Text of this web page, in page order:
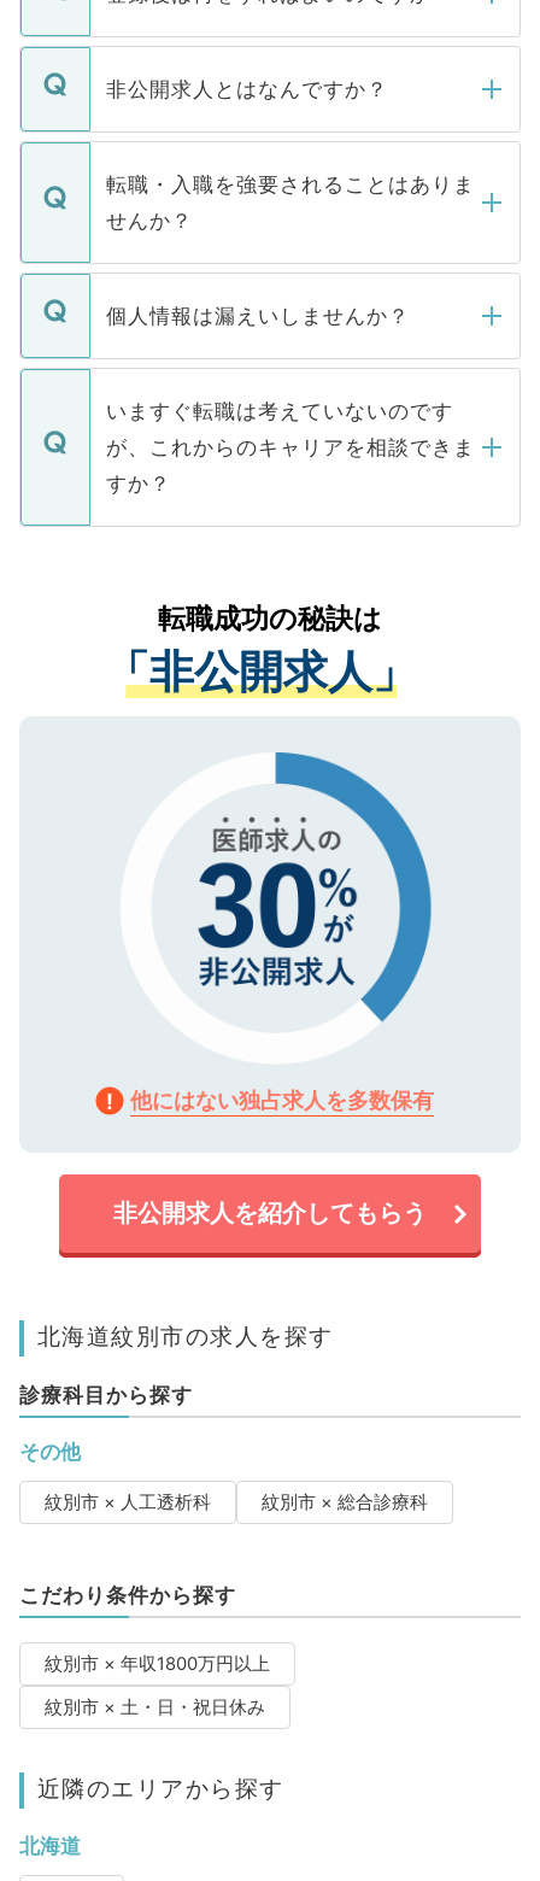
ご登録いただきましたら、弊社担当者がご
登録内容を確認し、その後メールもしくは
ます。通常、5営業日以内にはご連絡をせて
いただきますので、しばらくお待ちくださ
非公開求人とはなんですか？
マイナビDOCTORで取り扱っている求人の
うち約3割は、Webサイトからご覧いただ
けない「非公開求人」です。非公開求人は
下記の理由によって、一般には公開してい
ません。
■応募殺到を避けるため 人気のある医療機
関を公にしてしまうと、応募が殺到する場
に、医療機関が求める条件に合った人材の
みを人材紹介会社に依頼するケースが増え
ています。
転職・入職を強要されることはありま
せんか？
転職・入職を強要することは一切ありませ
ん。また、仮に応募先から内定をいただい
定を承諾する必要はありません。内定先へ
の辞退の連絡はキャリアパートナーが行い
個人情報は漏えいしませんか？
個人情報が漏えいすることはありませんの
で、ご安心ください。当サイトからの登録
などで収集したご登録者様の個人情報は、
ご本人のキャリアアップおよび転職活動の
支援を目的に使用いたします。お預かりし
ているすべての個人データはご本人の許可
は、個人情報の取り扱いについての厳密な
管理基準を満たした事業者のみに付与され
る、プライバシーマークを取得済みです。
で、機密保持に関してもご安心ください。
いますぐ転職は考えていないのです
が、これからのキャリアを相談できま
すか？
かがいして、現在の医療機関の状況や紹介
経験をまじえながら、適切なアドバイスを
させていただきます。すぐにご転職をされ
ない方には、長期的なサポートが可能です
ので、まずはご登録ください。
転職成功の秘訣は
「非公開求人」
他にはない独占求人を多数保有
非公開求人を紹介してもらう
北海道紋別市の求人を探す
診療科目から探す
その他
紋別市 × 人工透析科 紋別市 × 総合診療科
こだわり条件から探す
紋別市 × 年収1800万円以上
紋別市 × 土・日・祝日休み
近隣のエリアから探す
北海道